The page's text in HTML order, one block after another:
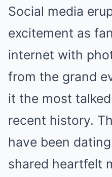
Social media
excitement as
internet with
from the grand
it the most
recent history.
have been
shared heartfelt